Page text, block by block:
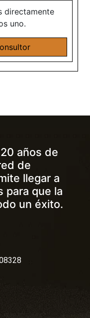
directamente
uno.
años de
de
llegar a
para que la
un éxito.